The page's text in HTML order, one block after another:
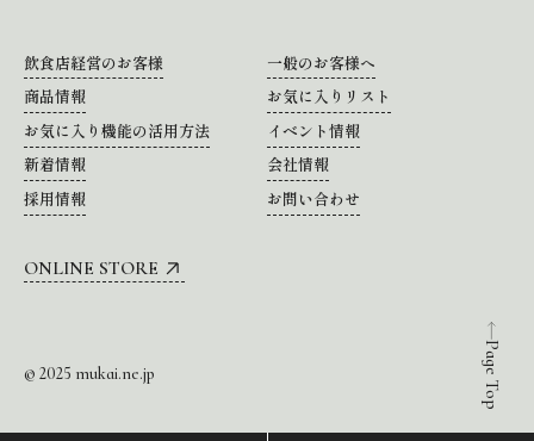
Page Top
飲食店経営のお客様
一般のお客様へ
商品情報
お気に入りリスト
お気に入り機能の活用方法
イベント情報
新着情報
会社情報
採用情報
お問い合わせ
ONLINE STORE
© 2025 mukai.ne.jp